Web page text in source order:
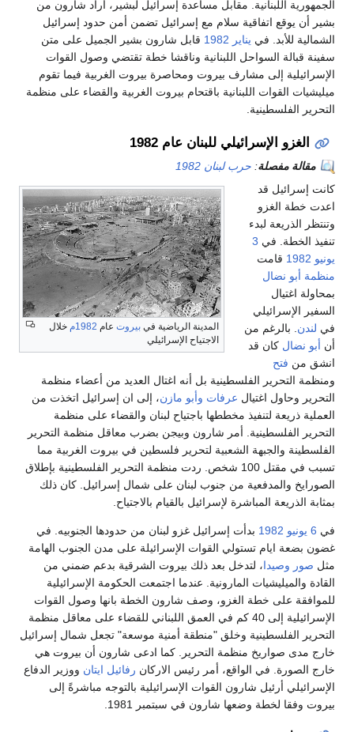
الجمهورية اللبنانية. مقابل مساعدة إسرائيل لبشير، أراد شارون من
بشير أن يوقع اتفاقية سلام مع إسرائيل تضمن أمن حدود إسرائيل
الشمالية للأبد. في يناير 1982 قابل شارون بشير الجميل على متن
سفينة قبالة السواحل اللبنانية وناقشا خطة تقتضي وصول القوات
الإسرائيلية إلى مشارف بيروت ومحاصرة بيروت الغربية فيما تقوم
ميليشيات القوات اللبنانية باقتحام بيروت الغربية والقضاء على منظمة
التحرير الفلسطينية.
الغزو الإسرائيلي للبنان عام 1982
مقالة مفصلة: حرب لبنان 1982
المدينة الرياضية في بيروت عام 1982م
خلال
الاجتياح الإسرائيلي
كانت إسرائيل قد
اعدت خطة الغزو
وتنتظر الذريعة لبدء
تنفيذ الخطة. في 3
يونيو 1982 قامت
منظمة أبو نضال
بمحاولة اغتيال
السفير الإسرائيلي
في لندن . بالرغم من
أن أبو نضال كان قد
انشق من فتح
ومنظمة التحرير الفلسطينية بل أنه اغتال العديد من أعضاء منظمة
التحرير وحاول اغتيال عرفات وأبو مازن، إلى ان إسرائيل اتخذت من
العملية ذريعة لتنفيذ مخططها باجتياح لبنان والقضاء على منظمة
التحرير الفلسطينية. أمر شارون وبيجن بضرب معاقل منظمة التحرير
الفلسطينة والجبهة الشعبية لتحرير فلسطين في بيروت الغربية مما
تسبب في مقتل 100 شخص. ردت منظمة التحرير الفلسطينية بإطلاق
الصورايخ والمدفعية من جنوب لبنان على شمال إسرائيل. كان ذلك
بمثابة الذريعة المباشرة لإسرائيل بالقيام بالاجتياح.
في 6 يونيو 1982 بدأت إسرائيل غزو لبنان من حدودها الجنوبيه. في
غضون بضعة ايام تستولي القوات الإسرائيلة على مدن الجنوب الهامة
مثل صور وصيدا، لتدخل بعد ذلك بيروت الشرقية بدعم ضمني من
القادة والميليشيات المارونية. عندما اجتمعت الحكومة الإسرائيلية
للموافقة على خطة الغزو، وصف شارون الخطة بانها وصول القوات
الإسرائيلية إلى 40 كم في العمق اللبناني للقضاء على معاقل منظمة
التحرير الفلسطينية وخلق "منطقة أمنية موسعة" تجعل شمال إسرائيل
خارج مدى صواريخ منظمة التحرير. كما ادعى شارون أن بيروت هي
خارج الصورة. في الواقع، أمر رئيس الاركان رفائيل ايتان ووزير الدفاع
الإسرائيلي أرئيل شارون القوات الإسرائيلية بالتوجه مباشرةً إلى
بيروت وفقا لخطة وضعها شارون في سبتمبر 1981.